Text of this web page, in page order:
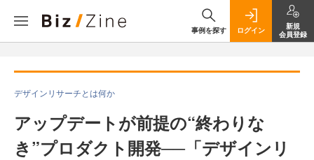
事例を探す ログイン
新規
会員登録
デザインリサーチとは何か
アップデートが前提の“終わりな
き”プロダクト開発──「デザインリ